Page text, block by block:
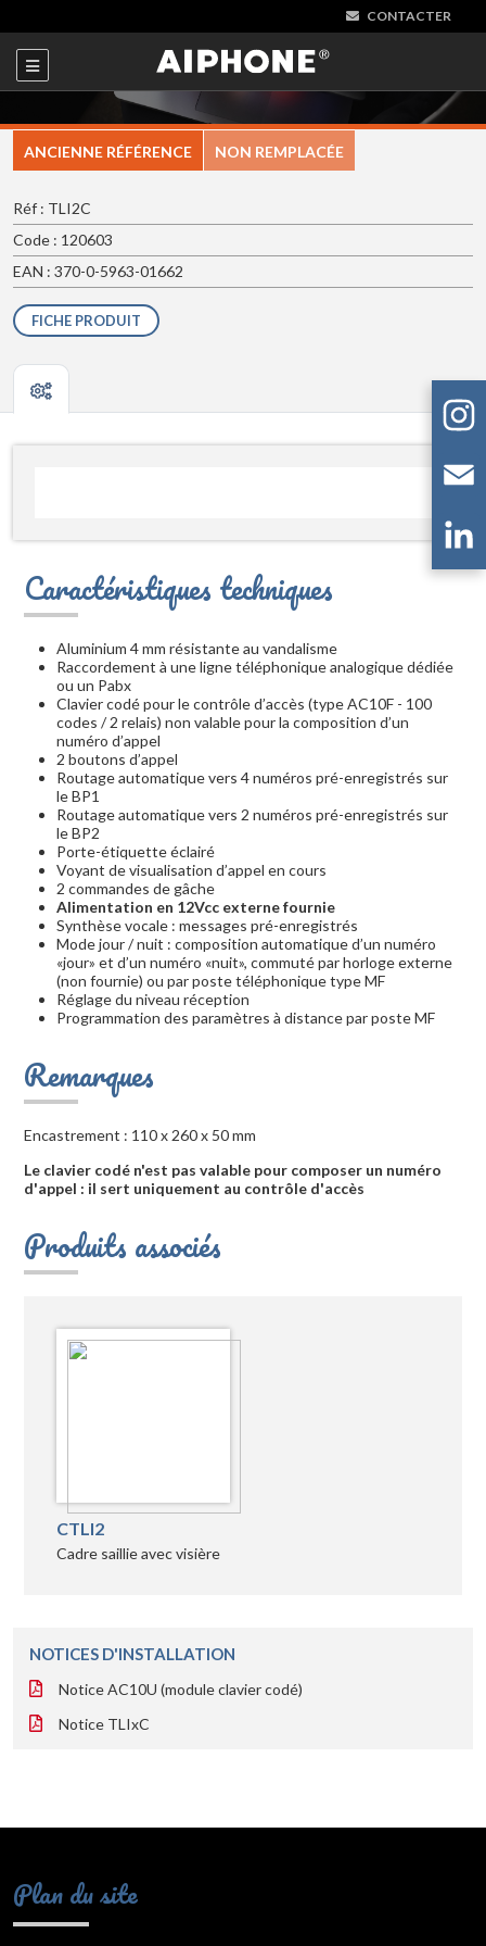
CONTACTER
ANCIENNE RÉFÉRENCE NON REMPLACÉE
Réf : TLI2C
Code : 120603
EAN : 370-0-5963-01662
FICHE PRODUIT
Caractéristiques techniques
Aluminium 4 mm résistante au vandalisme
Raccordement à une ligne téléphonique analogique dédiée
ou un Pabx
Clavier codé pour le contrôle d’accès (type AC10F - 100
codes / 2 relais) non valable pour la composition d’un
numéro d’appel
2 boutons d’appel
Routage automatique vers 4 numéros pré-enregistrés sur
le BP1
Routage automatique vers 2 numéros pré-enregistrés sur
le BP2
Porte-étiquette éclairé
Voyant de visualisation d’appel en cours
2 commandes de gâche
Alimentation en 12Vcc externe fournie
Synthèse vocale : messages pré-enregistrés
Mode jour / nuit : composition automatique d’un numéro
«jour» et d’un numéro «nuit», commuté par horloge externe
(non fournie) ou par poste téléphonique type MF
Réglage du niveau réception
Programmation des paramètres à distance par poste MF
Remarques
Encastrement : 110 x 260 x 50 mm
Le clavier codé n'est pas valable pour composer un numéro
d'appel : il sert uniquement au contrôle d'accès
Produits associés
CTLI2
Cadre saillie avec visière
NOTICES D'INSTALLATION
Notice AC10U (module clavier codé)
Notice TLIxC
Plan du site